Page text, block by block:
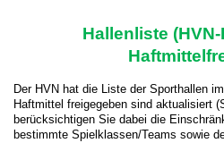
Hallenliste
Der HVN hat die Liste der Sporthallen
Haftmittel freigegeben sind aktualisiert
berücksichtigen Sie dabei die
bestimmte Spielklassen/Teams sowie